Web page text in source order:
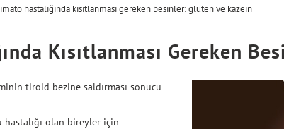
hastalığında kısıtlanması gereken besinler: gluten ve kazein
Kısıtlanması Gereken
tiroid bezine saldırması sonucu
olan bireyler için